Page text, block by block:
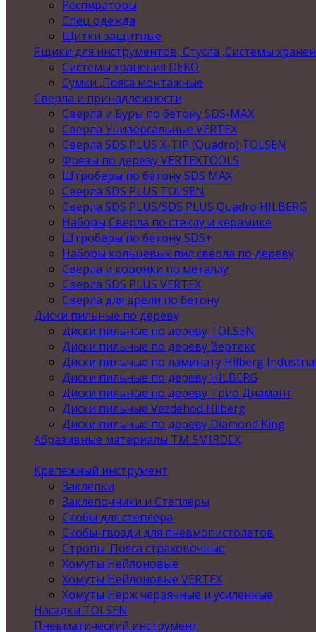
Респираторы
Спец одежда
Щитки защитные
Ящики для инструментов, Стусла ,Системы
Системы хранения DEKO
Сумки ,Пояса монтажные
Сверла и принадлежности
Сверла и Буры по бетону SDS-MAX
Сверла Универсальные VERTEX
Сверла SDS PLUS X-TIP (Quadro) TOLSEN
Фрезы по дереву VERTEXTOOLS
Штроберы по бетону SDS MAX
Сверла SDS PLUS TOLSEN
Сверла SDS PLUS/SDS PLUS Quadro HILBERG
Наборы,Сверла по стеклу и керамике
Штроберы по бетону SDS+
Наборы кольцевых пил,сверла по дереву
Сверла и коронки по металлу
Сверла SDS PLUS VERTEX
Сверла для дрели по бетону
Диски пильные по дереву
Диски пильные по дереву TOLSEN
Диски пильные по дереву Вертекс
Диски пильные по ламинату Hilberg
Диски пильные по дереву HILBERG
Диски пильные по дереву Трио Диамант
Диски пильные Vezdehod Hilberg
Диски пильные по дереву Diamond King
Абразивные материалы ТМ SMIRDEX
Крепежный инструмент
Заклепки
Заклепочники и Степлеры
Скобы для степлера
Скобы-гвозди для пневмопистолетов
Стропы .Пояса страховочные
Хомуты Нейлоновые
Хомуты Нейлоновые VERTEX
Хомуты Нерж червячные и усиленные
Насадки TOLSEN
Пневматический инструмент